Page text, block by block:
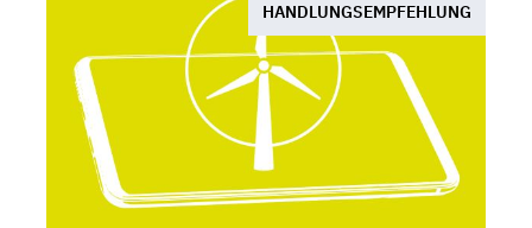
HANDLUNGSEMPFEHLUNG